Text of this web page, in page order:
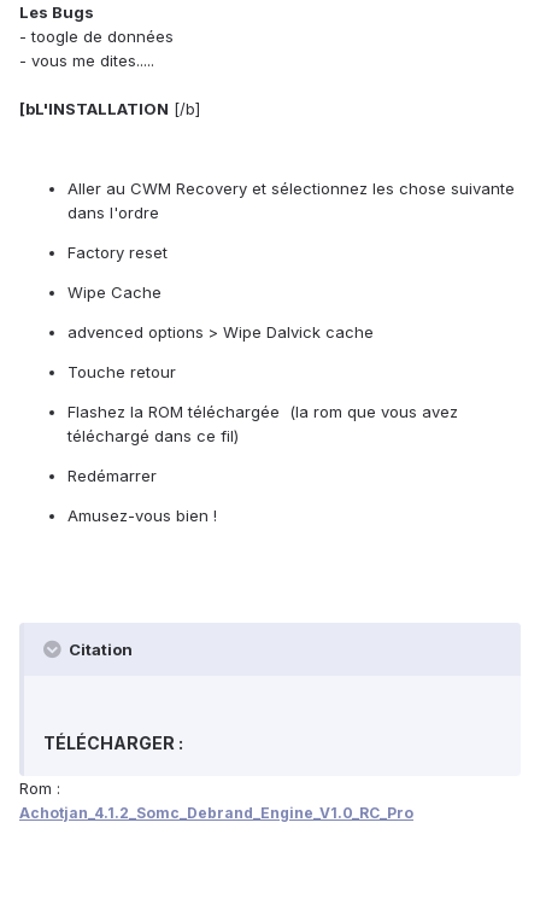
Les Bugs
- toogle de données
- vous me dites.....
[bL'INSTALLATION [/b]
Aller au CWM Recovery et sélectionnez les chose suivante
dans l'ordre
Factory reset
Wipe Cache
advenced options > Wipe Dalvick cache
Touche retour
Flashez la ROM téléchargée (la rom que vous avez
téléchargé dans ce fil)
Redémarrer
Amusez-vous bien !
Citation
TÉLÉCHARGER :
Rom :
Achotjan_4.1.2_Somc_Debrand_Engine_V1.0_RC_Pro